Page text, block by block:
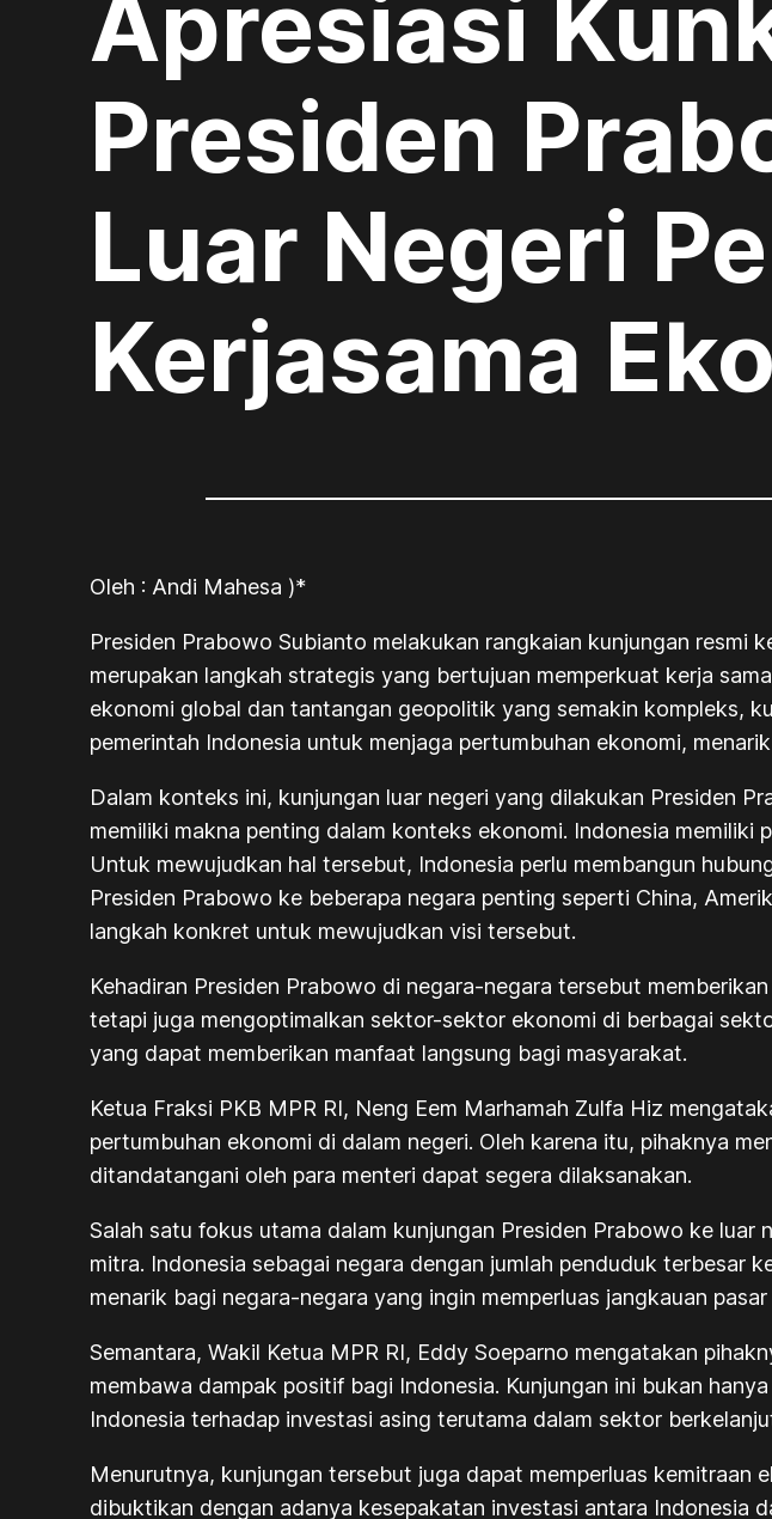
Apresiasi
Presiden
Luar Negeri
Kerjasama
Oleh : Andi Mahesa )*
Presiden Prabowo Subianto melakukan rangkaian kunjungan resmi
merupakan langkah strategis yang bertujuan memperkuat kerja
ekonomi global dan tantangan geopolitik yang semakin kompleks,
pemerintah Indonesia untuk menjaga pertumbuhan ekonomi,
Dalam konteks ini, kunjungan luar negeri yang dilakukan Presiden
memiliki makna penting dalam konteks ekonomi. Indonesia
Untuk mewujudkan hal tersebut, Indonesia perlu membangun
Presiden Prabowo ke beberapa negara penting seperti China,
langkah konkret untuk mewujudkan visi tersebut.
Kehadiran Presiden Prabowo di negara-negara tersebut
tetapi juga mengoptimalkan sektor-sektor ekonomi di berbagai
yang dapat memberikan manfaat langsung bagi masyarakat.
Ketua Fraksi PKB MPR RI, Neng Eem Marhamah Zulfa Hiz
pertumbuhan ekonomi di dalam negeri. Oleh karena itu, pihaknya
ditandatangani oleh para menteri dapat segera dilaksanakan.
Salah satu fokus utama dalam kunjungan Presiden Prabowo ke
mitra. Indonesia sebagai negara dengan jumlah penduduk terbesar
menarik bagi negara-negara yang ingin memperluas jangkauan pasar
Semantara, Wakil Ketua MPR RI, Eddy Soeparno mengatakan
membawa dampak positif bagi Indonesia. Kunjungan ini bukan
Indonesia terhadap investasi asing terutama dalam sektor
Menurutnya, kunjungan tersebut juga dapat memperluas kemitraan
dibuktikan dengan adanya kesepakatan investasi antara Indonesia